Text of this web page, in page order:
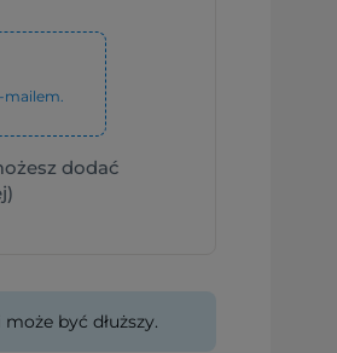
mailem.
dodać
być dłuższy.